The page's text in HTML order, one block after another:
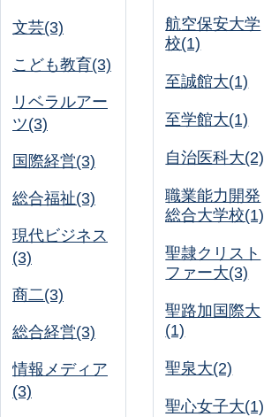
文芸(3)
こども教育(3)
リベラルアー
ツ(3)
国際経営(3)
総合福祉(3)
現代ビジネス
(3)
商二(3)
総合経営(3)
情報メディア
(3)
航空保安大学
校(1)
至誠館大(1)
至学館大(1)
自治医科大(2)
職業能力開発
総合大学校(1)
聖隷クリスト
ファー大(3)
聖路加国際大
(1)
聖泉大(2)
聖心女子大(1)